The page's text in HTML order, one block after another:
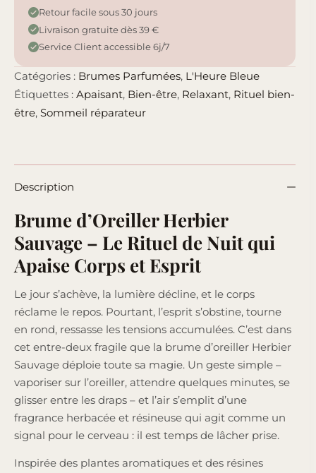
Retour facile sous 30 jours
Livraison gratuite dès 39 €
Service Client accessible 6j/7
Catégories : Brumes Parfumées, L'Heure Bleue
Étiquettes : Apaisant, Bien-être, Relaxant, Rituel bien-
être, Sommeil réparateur
Description
Brume d’Oreiller Herbier
Sauvage – Le Rituel de Nuit qui
Apaise Corps et Esprit
Le jour s’achève, la lumière décline, et le corps
réclame le repos. Pourtant, l’esprit s’obstine, tourne
en rond, ressasse les tensions accumulées. C’est dans
cet entre-deux fragile que la brume d’oreiller Herbier
Sauvage déploie toute sa magie. Un geste simple –
vaporiser sur l’oreiller, attendre quelques minutes, se
glisser entre les draps – et l’air s’emplit d’une
fragrance herbacée et résineuse qui agit comme un
signal pour le cerveau : il est temps de lâcher prise.
Inspirée des plantes aromatiques et des résines